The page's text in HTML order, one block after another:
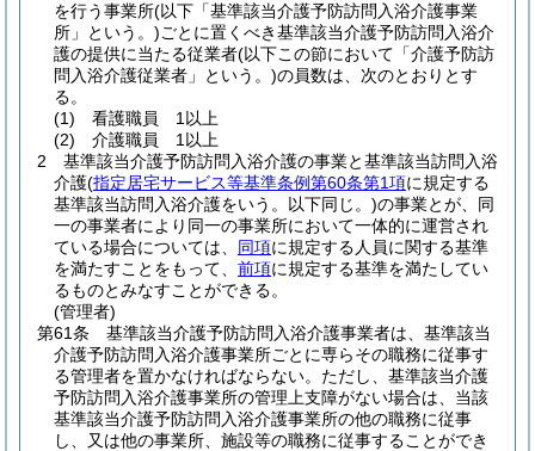
を行う事業所(以下「基準該当介護予防訪問入浴介護事業
所」という。)ごとに置くべき基準該当介護予防訪問入浴介
護の提供に当たる従業者(以下この節において「介護予防訪
問入浴介護従業者」という。)の員数は、次のとおりとす
る。
(1)
看護職員 1以上
(2)
介護職員 1以上
2
基準該当介護予防訪問入浴介護の事業と基準該当訪問入浴
介護(指定居宅サービス等基準条例第60条第1項に規定する
基準該当訪問入浴介護をいう。以下同じ。)の事業とが、同
一の事業者により同一の事業所において一体的に運営され
ている場合については、 同項に規定する人員に関する基準
を満たすことをもって、 前項に規定する基準を満たしてい
るものとみなすことができる。
(管理者)
第61条
基準該当介護予防訪問入浴介護事業者は、基準該当
介護予防訪問入浴介護事業所ごとに専らその職務に従事す
る管理者を置かなければならない。 ただし、基準該当介護
予防訪問入浴介護事業所の管理上支障がない場合は、当該
基準該当介護予防訪問入浴介護事業所の他の職務に従事
し、又は他の事業所、施設等の職務に従事することができ